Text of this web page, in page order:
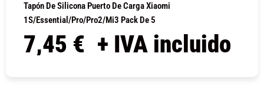
Tapón De Silicona Puerto De Carga Xiaomi
1S/Essential/Pro/Pro2/Mi3 Pack De 5
7,45 € + IVA incluido